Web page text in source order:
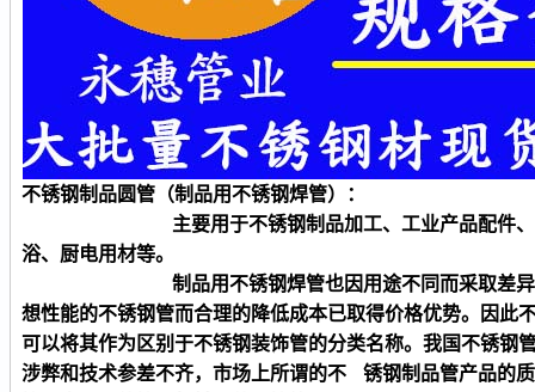
不锈钢制品圆管（制品用不锈钢焊管）：
主要用于不锈钢制品加工、工业产品配件、产品
浴、厨电用材等。
制品用不锈钢焊管也因用途不同而采取差异化生
想性能的不锈钢管而合理的降低成本已取得价格优势。因
可以将其作为区别于不锈钢装饰管的分类名称。我国不锈钢
涉弊和技术参差不齐，市场上所谓的不 锈钢制品管产品的